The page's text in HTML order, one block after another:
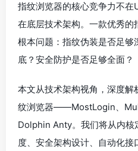
指纹浏览器的核心竞争力不
在底层技术架构。一款优秀的
根本问题：指纹伪装是否足够
底？安全防护是否足够全面？
本文从技术架构视角，深度
纹浏览器——MostLogin、
Dolphin Anty。我们将从内核
度、安全架构设计、自动化